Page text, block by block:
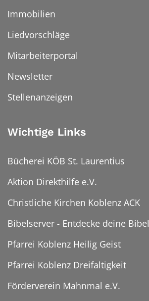
Immobilien
Liedvorschläge
Mitarbeiterportal
Newsletter
Stellenanzeigen
Wichtige Links
Bücherei KÖB St. Laurentius
Aktion Direkthilfe e.V.
Christliche Kirchen Koblenz ACK
Bibelserver - Entdecke deine Bibel
Pfarrei Koblenz Heilig Geist
Pfarrei Koblenz Dreifaltigkeit
Förderverein Mahnmal e.V.